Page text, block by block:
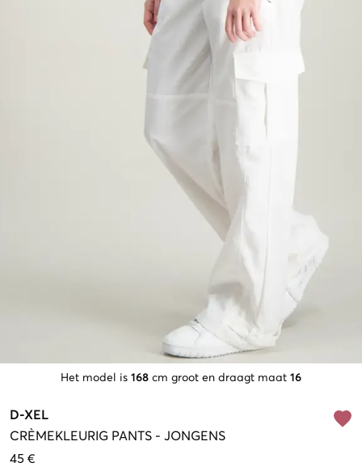
Het model is 168 cm groot en draagt maat 16
D-XEL
CRÈMEKLEURIG PANTS - JONGENS
45 €